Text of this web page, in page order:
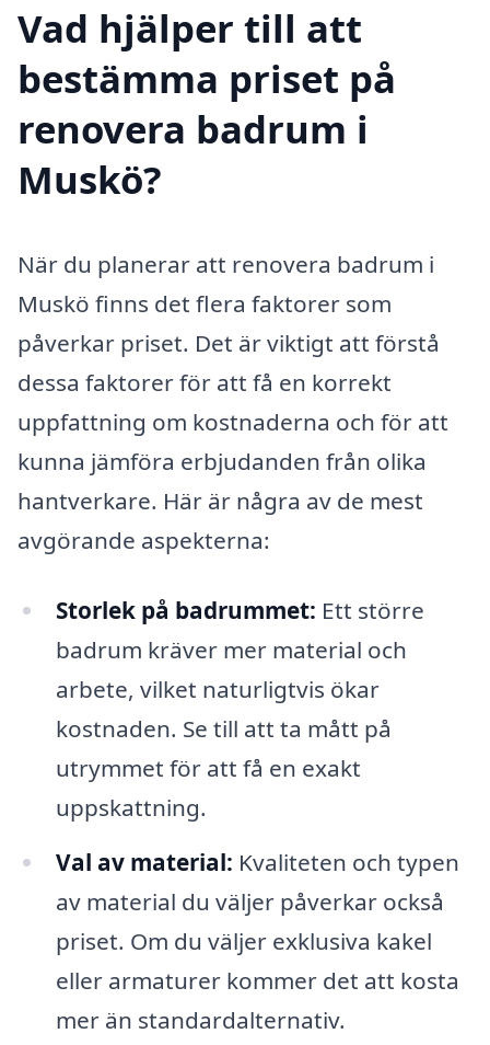
Vad hjälper till att
bestämma priset på
renovera badrum i
Muskö?
När du planerar att renovera badrum i
Muskö finns det flera faktorer som
påverkar priset. Det är viktigt att förstå
dessa faktorer för att få en korrekt
uppfattning om kostnaderna och för att
kunna jämföra erbjudanden från olika
hantverkare. Här är några av de mest
avgörande aspekterna:
Storlek på badrummet: Ett större
badrum kräver mer material och
arbete, vilket naturligtvis ökar
kostnaden. Se till att ta mått på
utrymmet för att få en exakt
uppskattning.
Val av material: Kvaliteten och typen
av material du väljer påverkar också
priset. Om du väljer exklusiva kakel
eller armaturer kommer det att kosta
mer än standardalternativ.